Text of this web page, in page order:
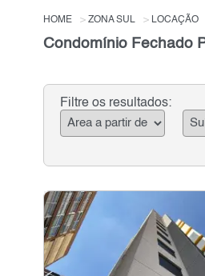
HOME ZONA SUL LOCAÇÃO
Condomínio Fechado
Filtre os resultados: